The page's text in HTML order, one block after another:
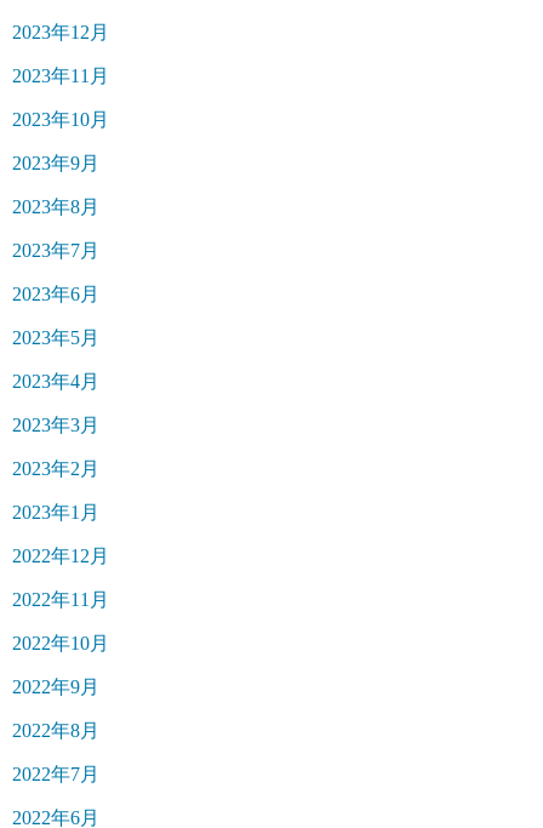
2023年12月
2023年11月
2023年10月
2023年9月
2023年8月
2023年7月
2023年6月
2023年5月
2023年4月
2023年3月
2023年2月
2023年1月
2022年12月
2022年11月
2022年10月
2022年9月
2022年8月
2022年7月
2022年6月